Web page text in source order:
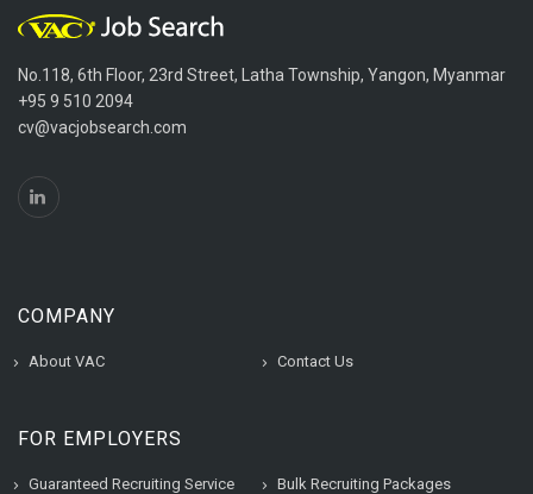
No.118, 6th Floor, 23rd Street, Latha Township, Yangon, Myanmar
+95 9 510 2094
cv@vacjobsearch.com
COMPANY
About VAC Contact Us
FOR EMPLOYERS
Guaranteed Recruiting Service Bulk Recruiting Packages